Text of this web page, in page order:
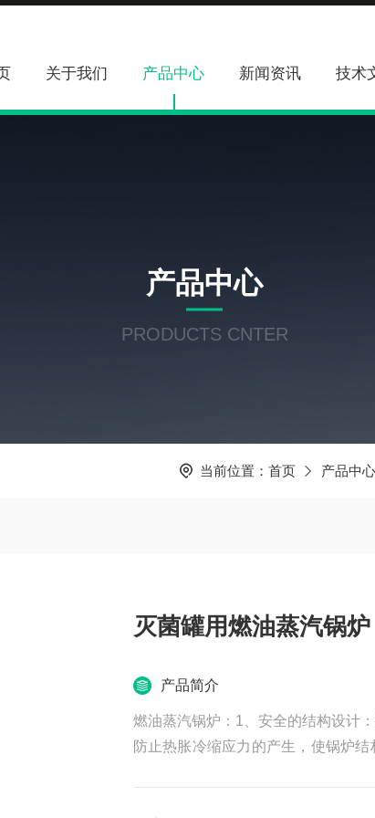
关于我们 产品中心 新闻资讯 技术
产品中心
PRODUCTS CNTER
当前位置： 首页 产品中心
灭菌罐用燃油蒸汽锅炉
产品简介
燃油蒸汽锅炉：1、安全的结构设计
防止热胀冷缩应力的产生，使锅炉